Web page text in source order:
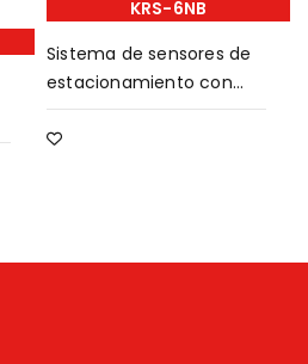
KRS-6NB
Sistema de sensores de
estacionamiento con
display